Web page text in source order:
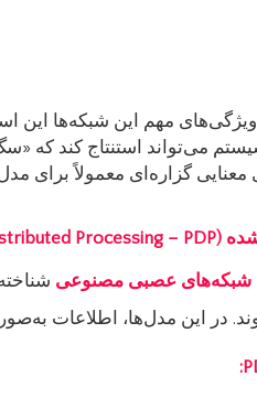
مهم این شبکه‌ها این
می‌تواند استنتاج کند که
معنایی گزاره‌ای معمولاً برای
(Parallel Distributed Processing – PDP)
شبکه‌های عصبی مصنوعی
در این مدل‌ها، اطلاعات